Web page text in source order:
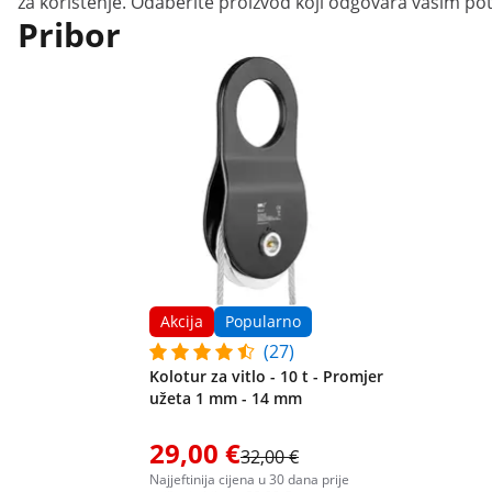
Pribor
Akcija Popularno
(27)
Kolotur za vitlo - 10 t - Promjer
užeta 1 mm - 14 mm
29,00 €32,00 €
Najjeftinija cijena u 30 dana prije